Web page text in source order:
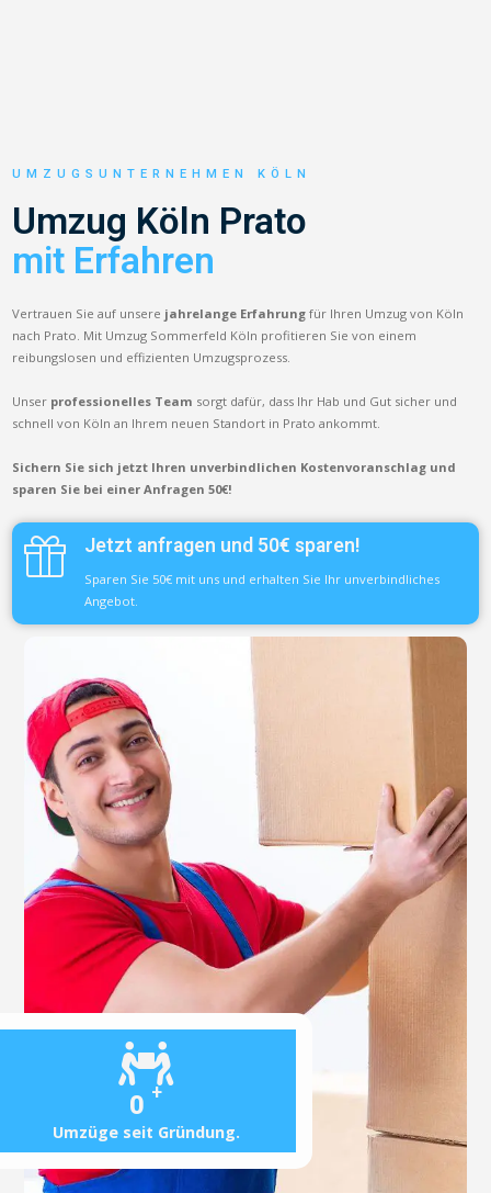
0 +
Umzüge seit Gründung.
UMZUGSUNTERNEHMEN KÖLN
Umzug Köln Prato
mit Erfahren
Vertrauen Sie auf unsere jahrelange Erfahrung für Ihren Umzug von Köln
nach Prato. Mit Umzug Sommerfeld Köln profitieren Sie von einem
reibungslosen und effizienten Umzugsprozess.
Unser professionelles Team sorgt dafür, dass Ihr Hab und Gut sicher und
schnell von Köln an Ihrem neuen Standort in Prato ankommt.
Sichern Sie sich jetzt Ihren unverbindlichen Kostenvoranschlag und
sparen Sie bei einer Anfragen 50€!
Jetzt anfragen und 50€ sparen!
Sparen Sie 50€ mit uns und erhalten Sie Ihr unverbindliches
Angebot.